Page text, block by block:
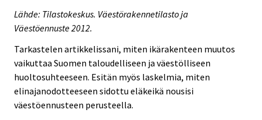
Lähde: Tilastokeskus. Väestörakennetilasto ja
Väestöennuste 2012.
Tarkastelen artikkelissani, miten ikärakenteen muutos
vaikuttaa Suomen taloudelliseen ja väestölliseen
huoltosuhteeseen. Esitän myös laskelmia, miten
elinajanodotteeseen sidottu eläkeikä nousisi
väestöennusteen perusteella.